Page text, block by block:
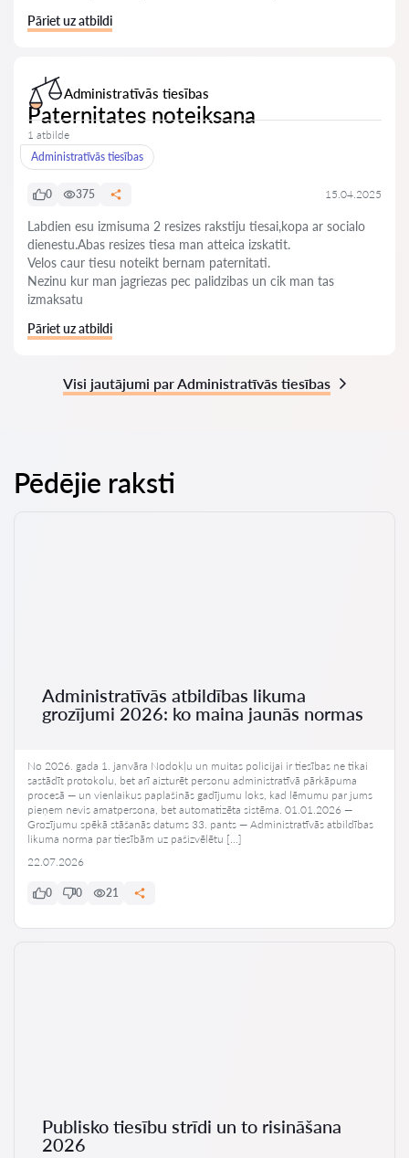
Pāriet uz atbildi
Administratīvās tiesības
Paternitates noteiksana
1 atbilde
Administratīvās tiesības
0 375 15.04.2025
Labdien esu izmisuma 2 resizes rakstiju tiesai,kopa ar socialo
dienestu.Abas resizes tiesa man atteica izskatit.
Velos caur tiesu noteikt bernam paternitati.
Nezinu kur man jagriezas pec palidzibas un cik man tas
izmaksatu
Pāriet uz atbildi
Visi jautājumi par Administratīvās tiesības
Pēdējie raksti
Administratīvās atbildības likuma
grozījumi 2026: ko maina jaunās normas
No 2026. gada 1. janvāra Nodokļu un muitas policijai ir tiesības ne tikai
sastādīt protokolu, bet arī aizturēt personu administratīvā pārkāpuma
procesā — un vienlaikus paplašinās gadījumu loks, kad lēmumu par jums
pieņem nevis amatpersona, bet automatizēta sistēma. 01.01.2026 —
Grozījumu spēkā stāšanās datums 33. pants — Administratīvās atbildības
likuma norma par tiesībām uz pašizvēlētu […]
22.07.2026
0 0 21
Publisko tiesību strīdi un to risināšana
2026